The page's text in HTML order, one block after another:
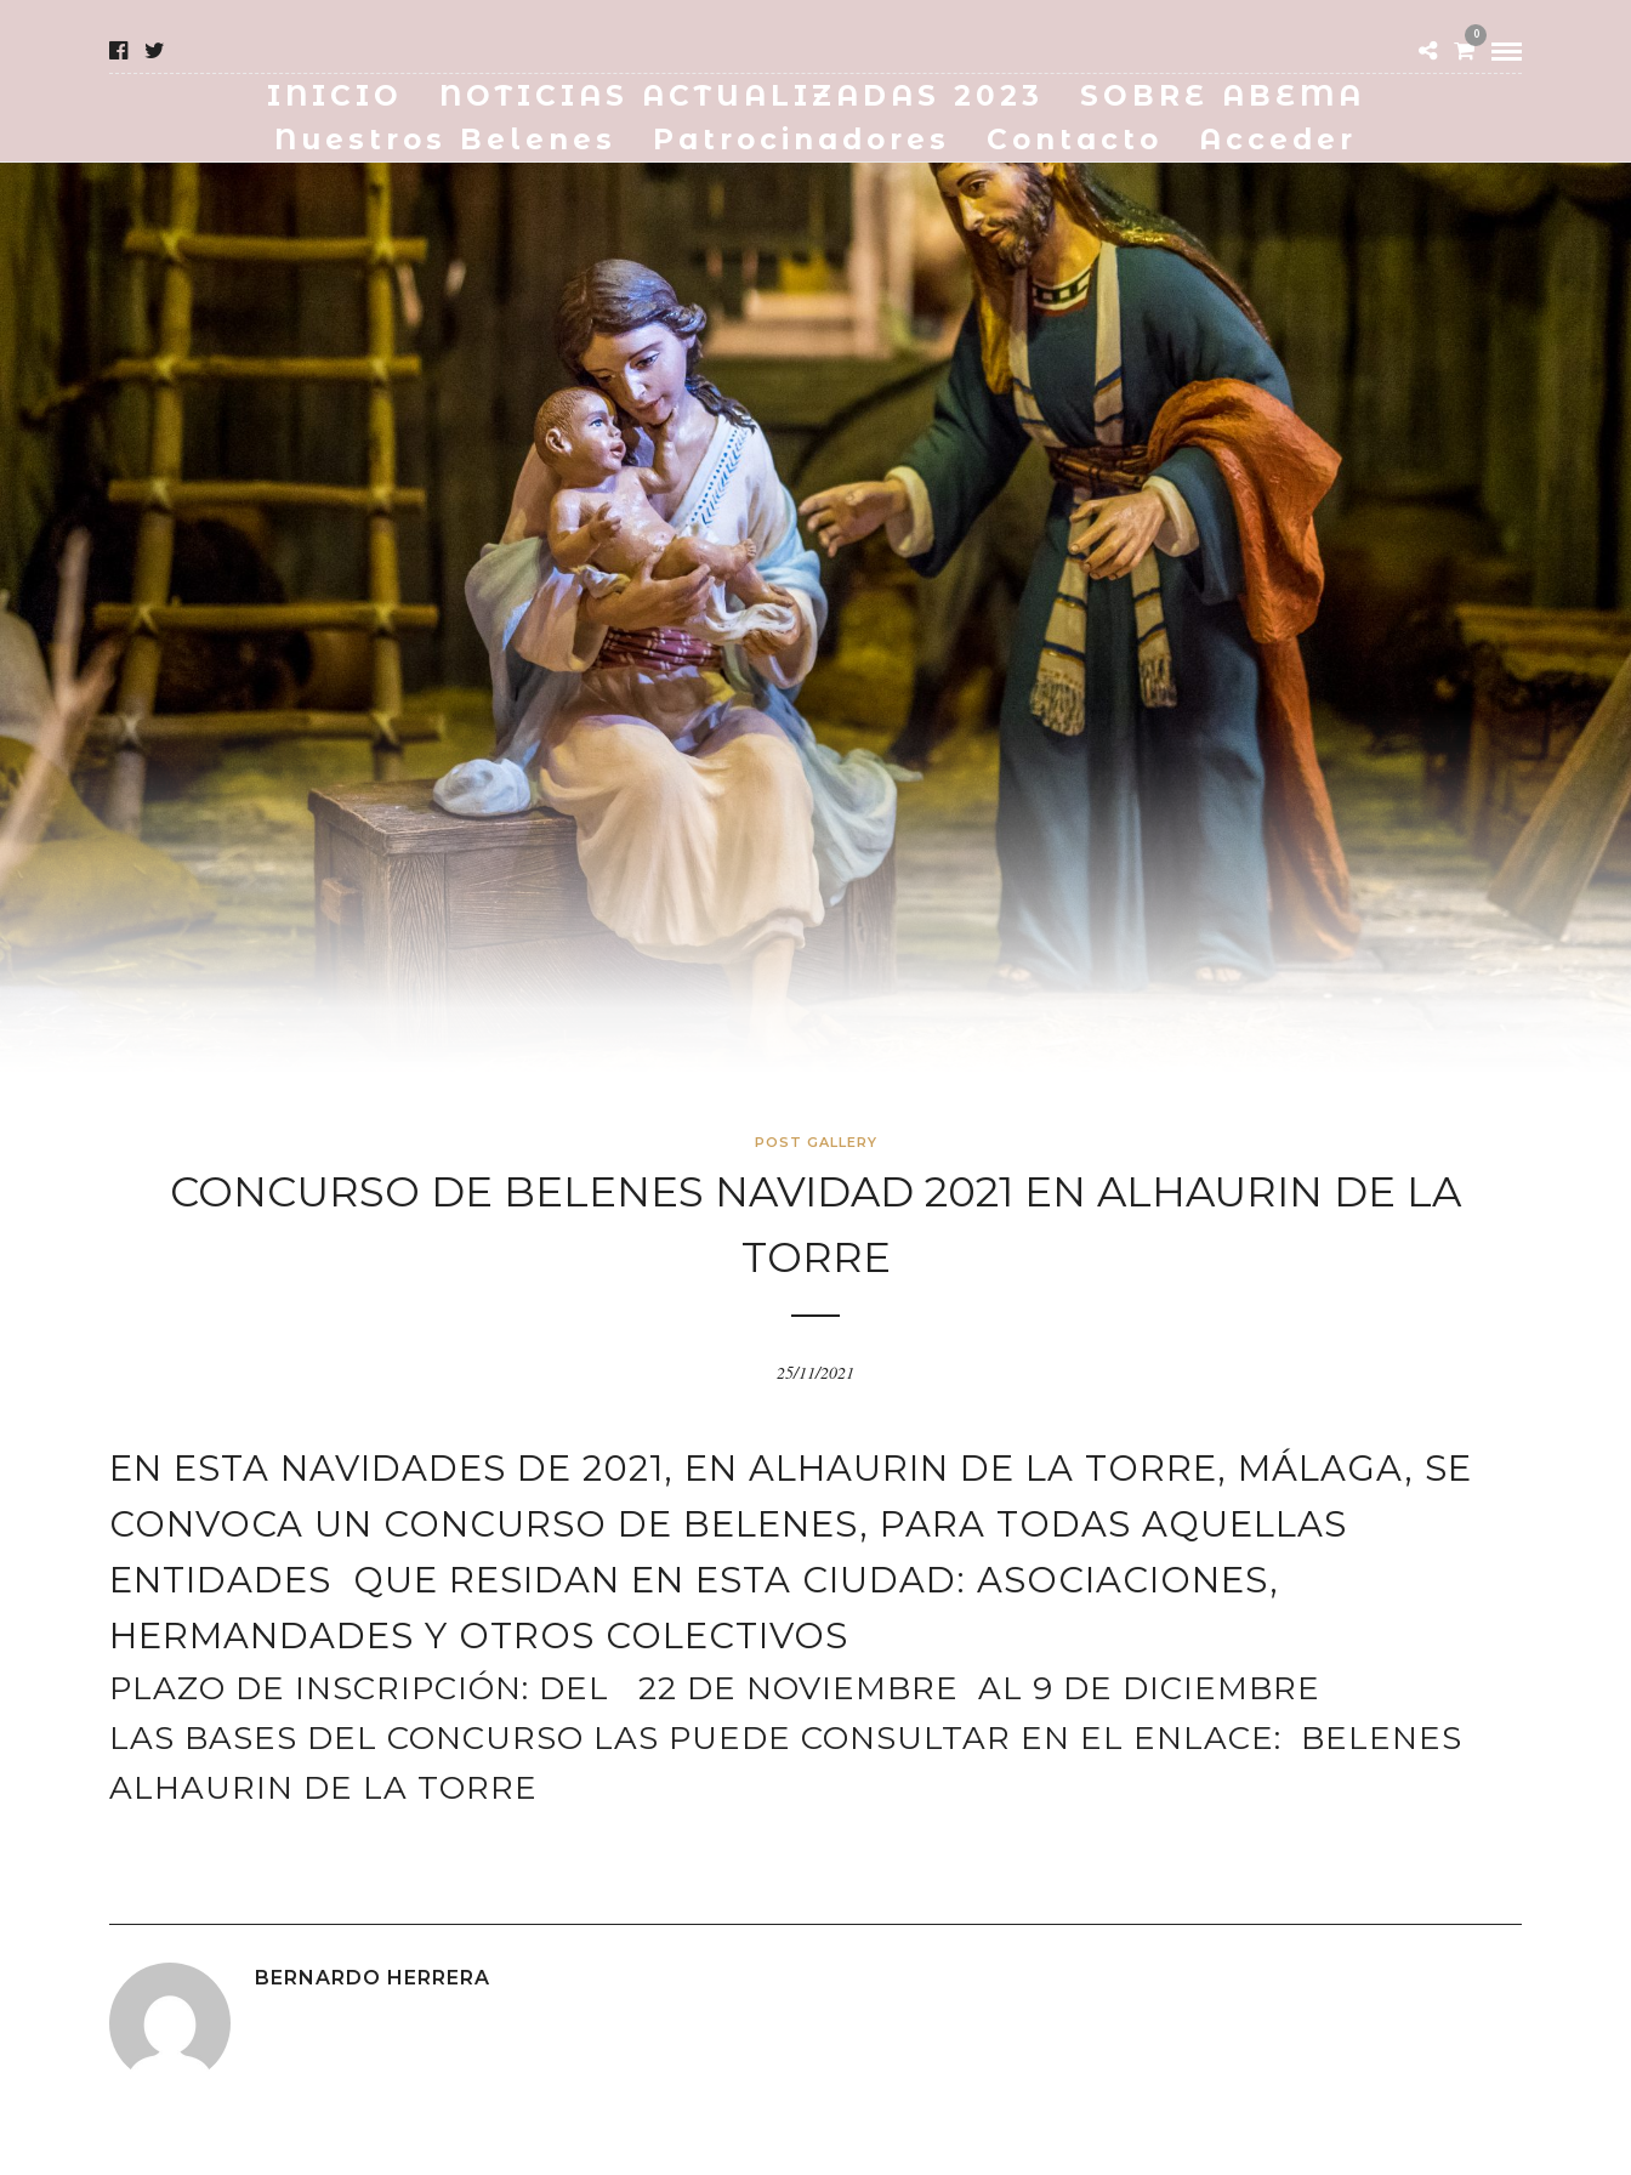
0
INICIO NOTICIAS ACTUALIZADAS 2023
SOBRE ABEMA
Nuestros Belenes
Patrocinadores Contacto Acceder
POST GALLERY
CONCURSO DE BELENES NAVIDAD 2021 EN ALHAURIN DE LA
TORRE
25/11/2021
EN ESTA NAVIDADES DE 2021, EN ALHAURIN DE LA TORRE, MÁLAGA, SE
CONVOCA UN CONCURSO DE BELENES, PARA TODAS AQUELLAS
ENTIDADES QUE RESIDAN EN ESTA CIUDAD: ASOCIACIONES,
HERMANDADES Y OTROS COLECTIVOS
PLAZO DE INSCRIPCIÓN: DEL 22 DE NOVIEMBRE AL 9 DE DICIEMBRE
LAS BASES DEL CONCURSO LAS PUEDE CONSULTAR EN EL ENLACE: BELENES
ALHAURIN DE LA TORRE
BERNARDO HERRERA